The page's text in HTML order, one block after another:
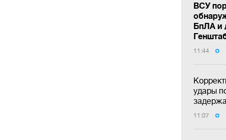
ВСУ
БпЛА и
11:44
удары
11:07